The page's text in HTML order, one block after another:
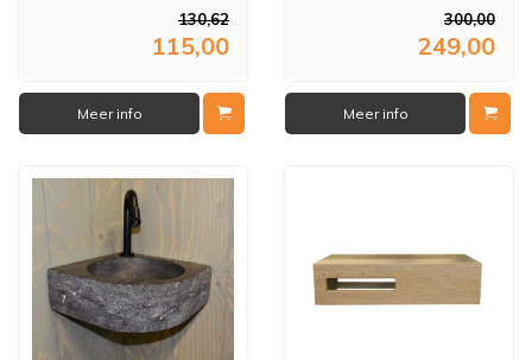
130,62
115,00
Meer info
300,00
249,00
Meer info